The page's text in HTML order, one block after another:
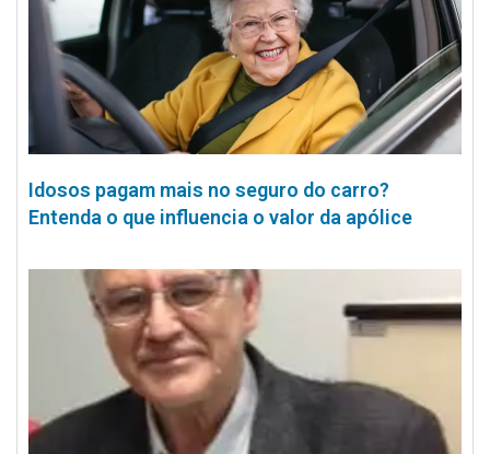
Idosos pagam mais no seguro do carro?
Entenda o que influencia o valor da apólice